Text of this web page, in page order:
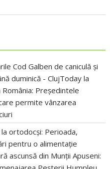
Cod Galben de caniculă și
duminică - ClujToday la
Președintele
permite vânzarea
ortodocși: Perioada,
pentru o alimentație
ascunsă din Munții Apuseni: